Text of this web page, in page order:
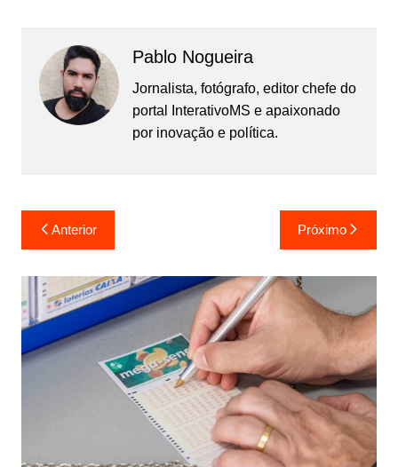
Pablo Nogueira
Jornalista, fotógrafo, editor chefe do
portal InterativoMS e apaixonado
por inovação e política.
Navegação
de
Post
Anterior Próximo